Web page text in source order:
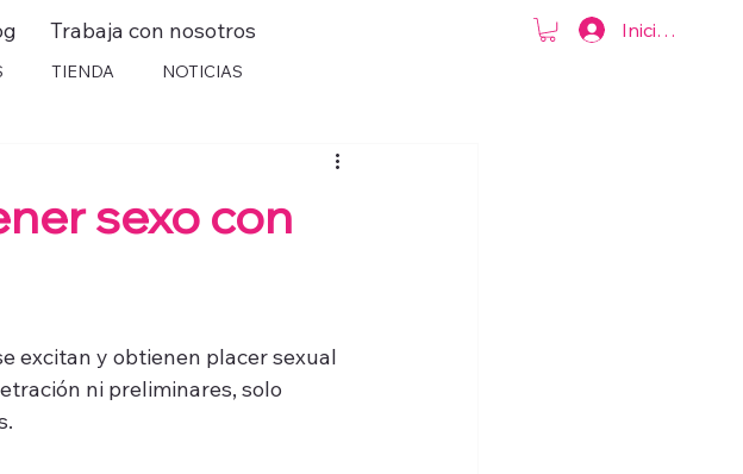
Iniciar sesión
Trabaja con nosotros
TIENDA NOTICIAS
sexo con
excitan y obtienen placer sexual
ni preliminares, solo